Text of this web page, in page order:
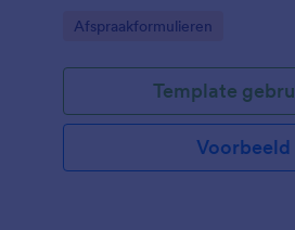
Go to Category:
Afspraakformulieren
Template
Voorbeeld